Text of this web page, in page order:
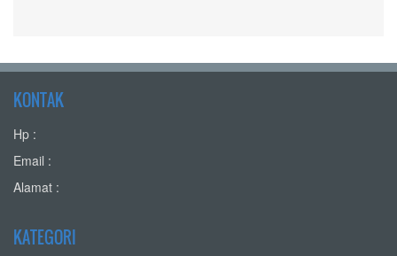
KONTAK
Hp :
Email :
Alamat :
KATEGORI